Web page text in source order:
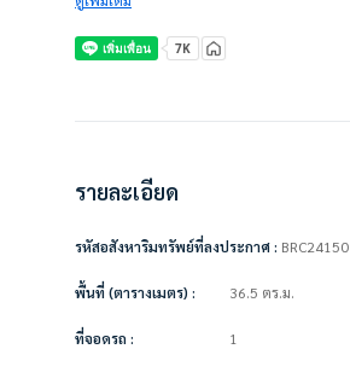
ชำระเงินก่อนเข้าอยู่
– ค่าเช่าเดือนแรก 1 เดือน = 8,500 บาท
– ค่าประกัน 2 เดือน = 17,000 บาท
• แอร์
• ตู้เย็น
• เครื่องทำน้ำอุ่น
• ตู้เสื้อผ้า
รายละเอียด
รหัสอสังหาริมทรัพย์ที่ลงประกาศ : BRC24150
พื้นที่ (ตารางเมตร) : 36.5 ตร.ม.
ที่จอดรถ : 1